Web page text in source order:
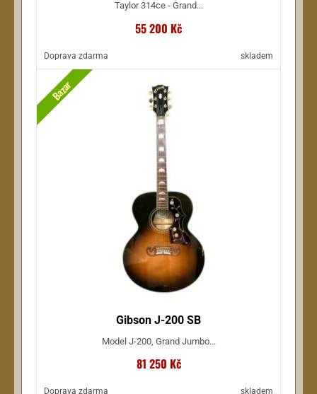
Taylor 314ce - Grand...
55 200 Kč
Doprava zdarma skladem
Gibson J-200 SB
Model J-200, Grand Jumbo...
81 250 Kč
Bazar
Doprava zdarma skladem